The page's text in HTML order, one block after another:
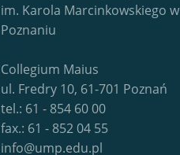
im. Karola Marcinkowskiego w
Poznaniu
Collegium Maius
ul. Fredry 10, 61-701 Poznań
tel.: 61 - 854 60 00
fax.: 61 - 852 04 55
info@ump.edu.pl